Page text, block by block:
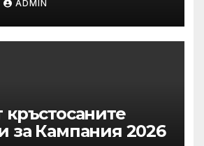
ADMIN
кръстосаните
за Кампания 2026